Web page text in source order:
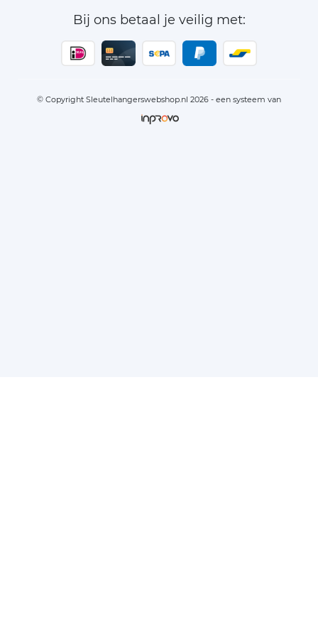
Bij ons betaal je veilig met:
© Copyright Sleutelhangerswebshop.nl 2026 - een systeem van